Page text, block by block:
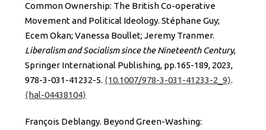
Common Ownership: The British Co-operative
Movement and Political Ideology. Stéphane Guy;
Ecem Okan; Vanessa Boullet; Jeremy Tranmer.
Liberalism and Socialism since the Nineteenth Century,
Springer International Publishing, pp.165-189, 2023,
978-3-031-41232-5. ⟨10.1007/978-3-031-41233-2_9⟩.
⟨hal-04438104⟩
François Deblangy. Beyond Green-Washing: